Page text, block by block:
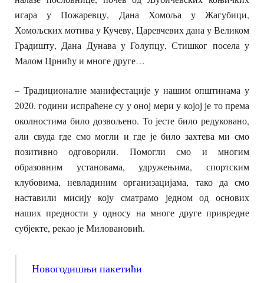
игара у Пожаревцу, Дана Хомоља у Жагубици,
Хомољских мотива у Кучеву, Царевчевих дана у Великом
Градишту, Дана Дунава у Голупцу, Стишког посела у
Малом Црнићу и многе друге…
– Традиционалне манифестације у нашим општинама у
2020. години испраћене су у оној мери у којој је то према
околностима било дозвољено. То јесте било редуковано,
али свуда где смо могли и где је било захтева ми смо
позитивно одговорили. Помогли смо и многим
образовним установама, удружењима, спортским
клубовима, невладиним организацијама, тако да смо
наставили мисију коју сматрамо једном од основих
наших предности у односу на многе друге привредне
субјекте, рекао је Миловановић.
Новогодишњи пакетићи